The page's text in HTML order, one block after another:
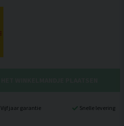
Vijf jaar garantie Snelle levering